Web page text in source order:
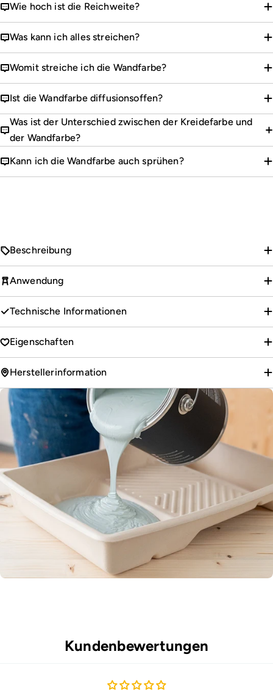
Wie hoch ist die Reichweite?
Was kann ich alles streichen?
Womit streiche ich die Wandfarbe?
Ist die Wandfarbe diffusionsoffen?
Was ist der Unterschied zwischen der Kreidefarbe und
der Wandfarbe?
Kann ich die Wandfarbe auch sprühen?
Beschreibung
Anwendung
Technische Informationen
Eigenschaften
Herstellerinformation
Kundenbewertungen